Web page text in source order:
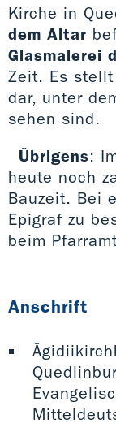
Kirche in
dem Altar
Glasmalerei
Zeit. Es stellt
dar, unter
sehen sind.
Übrigens:
heute noch
Bauzeit. Bei
Epigraf zu
beim
Anschrift